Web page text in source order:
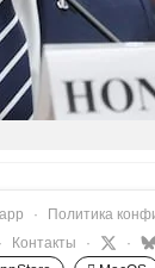
· Политика
· Контакты · ·